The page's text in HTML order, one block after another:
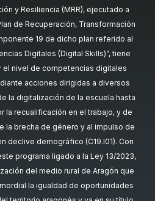
y Resiliencia (MRR), ejecutado a
de Recuperación, Transformación
19 de dicho plan referido al
Digitales (Digital Skills)”, tiene
el nivel de competencias digitales
acciones dirigidas a diversos
la digitalización de la escuela hasta
la recualificación en el trabajo, y de
la brecha de género y al impulso de
declive demográfico (C19.I01). Con
programa ligado a la Ley 13/2023,
del medio rural de Aragón que
la igualdad de oportunidades